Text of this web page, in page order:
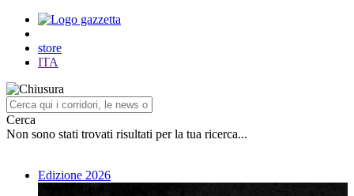
store
ITA
Cerca
Non sono stati trovati risultati per la tua ricerca...
Edizione 2026